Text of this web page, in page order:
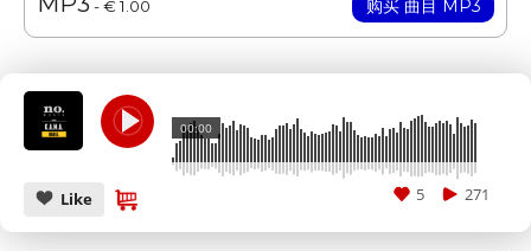
- € 1.00
00:00
Like 271
5